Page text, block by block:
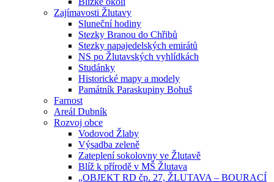
Zajímavosti Žlutavy
Sluneční hodiny
Stezky Branou do Chřibů
Stezky napajedelských emirátů
NS po Žlutavských vyhlídkách
Studánky
Historické mapy a modely
Památník Paraskupiny Bohuš
Farnost
Areál Dubník
Rozvoj obce
Vodovod Žlaby
Výsadba zeleně
Zateplení sokolovny ve Žlutavě
Blíž k přírodě v MŠ Žlutava
„OBJEKT RD čp. 27, ŽLUTAVA – BOURACÍ